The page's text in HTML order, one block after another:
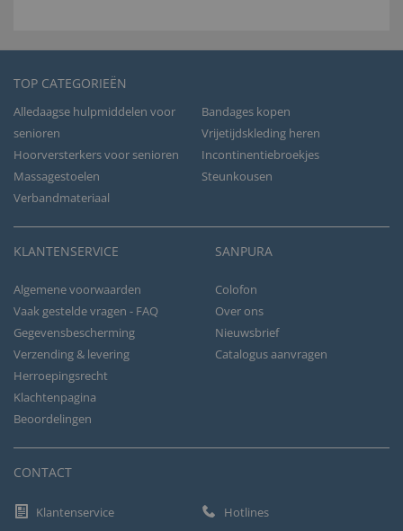
TOP CATEGORIEËN
Alledaagse hulpmiddelen voor
senioren
Bandages kopen
Vrijetijdskleding heren
Hoorversterkers voor senioren
Incontinentiebroekjes
Massagestoelen
Steunkousen
Verbandmateriaal
KLANTENSERVICE
Algemene voorwaarden
Vaak gestelde vragen - FAQ
Gegevensbescherming
Verzending & levering
Herroepingsrecht
Klachtenpagina
Beoordelingen
SANPURA
Colofon
Over ons
Nieuwsbrief
Catalogus aanvragen
CONTACT
Klantenservice
Hotlines